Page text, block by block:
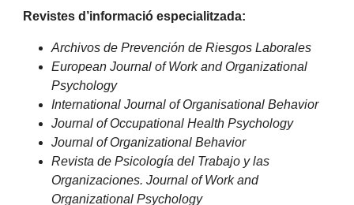
Revistes d’informació especialitzada:
Archivos de Prevención de Riesgos Laborales
European Journal of Work and Organizational
Psychology
International Journal of Organisational Behavior
Journal of Occupational Health Psychology
Journal of Organizational Behavior
Revista de Psicología del Trabajo y las
Organizaciones.Journal of Work and
Organizational Psychology